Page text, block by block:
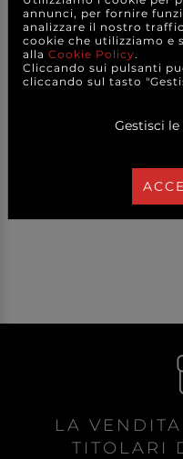
Etichetta tag nero con
foro e cordellino...
2,40 €
DETTAGLI
LA
TITOLARI
annunci, per fornire
analizzare il nostro
cookie che utilizziamo e
alla Cookie Policy.
Cliccando sui pulsanti
cliccando sul tasto
Gestisci